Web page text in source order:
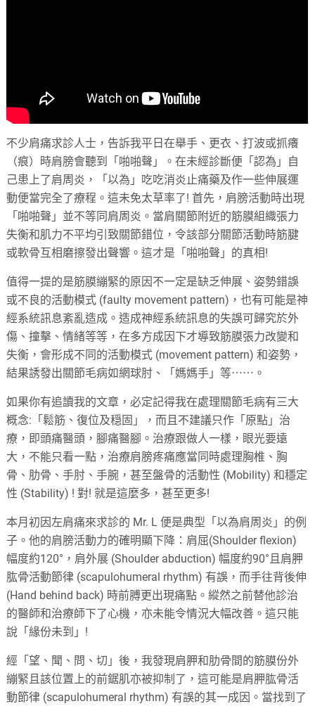
不少肩痛求診人士，告訴我平日在舉手、更衣、打波或抓癢
（痕）時肩膀會聽到「啪啪聲」。在未經診斷便「認為」自
己患上了肩周炎，「以為」吃吃消炎止痛藥及作一些伸展運
動便當完全了療程。這未免太草率了! 首先，肩膀活動時出現
「啪啪聲」並不等同肩周炎。當肩關節附近的筋膜組織張力
失衡和肌力不平均引致關節錯位，令該部分關節活動時筋腱
或軟骨互相磨擦發出聲響。這才是「啪啪聲」的真相!
值得一提的是筋膜繃緊的原因不一定是缺乏伸展、姿勢錯誤
或不良的活動模式 (faulty movement pattern)，也有可能是神
經系統訊息紊亂造成。造成神經系統訊息的失誤可歸究於外
傷、撞擊、情緒等等，在多方成因下才導致筋膜張力改變和
失衡，會形成不同的活動模式 (movement pattern) 和姿勢，
結果誘發出關節毛病如網球肘、「媽媽手」等⋯⋯。
如果你有追讀我的文章，必定記得我在處理關節毛病有三大
概念:「鬆筋、復位及穏固」，而且不建議只作「原點」治
療，即頭痛醫頭，腳痛醫腳。治療跟做人一樣，眼光要遠
大，不能只看一點，治療肩膀疼痛應當同時處理胸椎、胸
骨、肋骨、手肘、手腕，甚至盤骨的活動性 (Mobility) 和穩定
性 (Stability) ! 對! 就是這麼多，甚至更多!
本月初因左肩痛來求診的 Mr. L 便是典型「以為肩周炎」的例
子。他的肩膀活動力的確明顯下降：肩屈(Shoulder flexion)
幅度約120°，肩外展 (Shoulder abduction) 幅度約90°且肩胛
肱骨活動節律 (scapulohumeral rhythm) 有誤，而手往背後伸
(Hand behind back) 時前膊更出現痛點。縱然之前替他診治
的醫師和治療師下了心機，亦未能令情況大幅改善。這只能
說「緣份未到」!
經「望、聞、問、切」後，我發現肩胛和肋骨間的筋膜份外
繃緊且該位置上的前鋸肌亦被抑制了，這可能是肩胛肱骨活
動節律 (scapulohumeral rhythm) 有誤的其一成因。當找到了